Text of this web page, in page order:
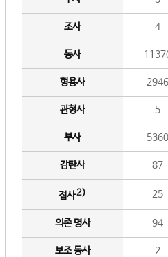
조사 4
동사
형용사 2946
관형사 5
부사 5360
감탄사 87
접사2) 25
의존 명사 94
보조 동사 2